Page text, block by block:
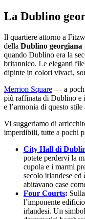
La Dublino
Il quartiere attorno a
della Dublino georgiana
quando Dublino era la
britannico. Le eleganti
dipinte in colori vivaci,
Merrion Square — a
più raffinata di Dublino e
e l’armonia di questo
Vi suggeriamo di
imperdibili, tutte a pochi
City Hall di
potete perdervi la
cupola e i marmi
secolo irlandese
abitavano case
Four Courts:
l’imponente
irlandesi. Un